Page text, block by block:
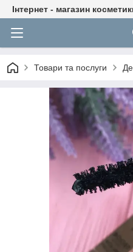
Інтернет - магазин
Товари та послуги